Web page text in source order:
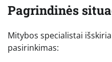
Pagrindinės
Mitybos specialistai
pasirinkimas: